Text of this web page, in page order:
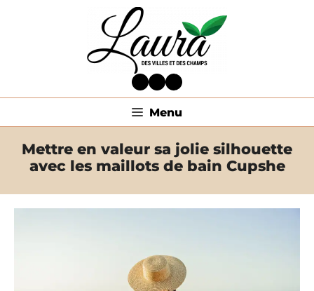
Facebook Twitter LinkedIn
Menu
Mettre en valeur sa jolie silhouette
avec les maillots de bain Cupshe